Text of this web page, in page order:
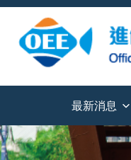
最新消息